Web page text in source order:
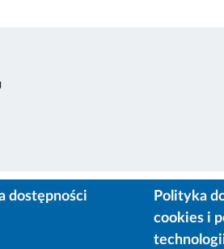
dostępności
Polityka
cookies i